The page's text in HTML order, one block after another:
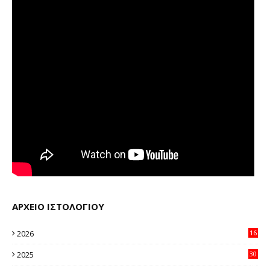
ΑΡΧΕΙΟ ΙΣΤΟΛΟΓΙΟΥ
2026
16
2025
30